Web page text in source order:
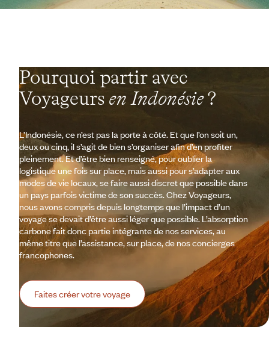
Pourquoi partir avec
Voyageurs en Indonésie?
L’Indonésie, ce n’est pas la porte à côté. Et que l’on soit un,
deux ou cinq, il s’agit de bien s’organiser afin d’en profiter
pleinement. Et d’être bien renseigné, pour oublier la
logistique une fois sur place, mais aussi pour s’adapter aux
modes de vie locaux, se faire aussi discret que possible dans
un pays parfois victime de son succès. Chez Voyageurs,
nous avons compris depuis longtemps que l’impact d’un
voyage se devait d’être aussi léger que possible. L’absorption
carbone fait donc partie intégrante de nos services, au
même titre que l’assistance, sur place, de nos concierges
francophones.
Faites créer votre voyage